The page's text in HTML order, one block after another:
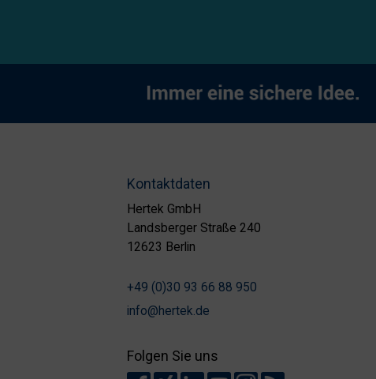
Kontaktdaten
Hertek GmbH
Landsberger Straße 240
12623 Berlin
+49 (0)30 93 66 88 950
info@hertek.de
Folgen Sie uns